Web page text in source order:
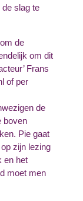
slag te
de
om dit
Frans
of per
de
boven
Pie gaat
zijn lezing
en het
moet men